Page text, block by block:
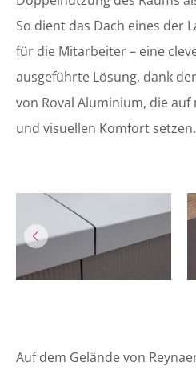
So dient das Dach eines der
für die Mitarbeiter – eine
ausgeführte Lösung, dank
von Roval Aluminium, die
und visuellen Komfort setzen.
Auf dem Gelände von